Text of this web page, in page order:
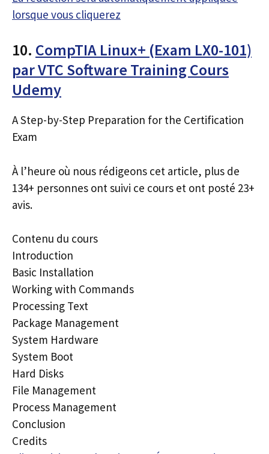
lorsque vous cliquerez
10. CompTIA Linux+ (Exam LX0-101)
par VTC Software Training Cours
Udemy
A Step-by-Step Preparation for the Certification
Exam
À l’heure où nous rédigeons cet article, plus de
134+ personnes ont suivi ce cours et ont posté 23+
avis.
Contenu du cours
Introduction
Basic Installation
Working with Commands
Processing Text
Package Management
System Hardware
System Boot
Hard Disks
File Management
Process Management
Conclusion
Credits